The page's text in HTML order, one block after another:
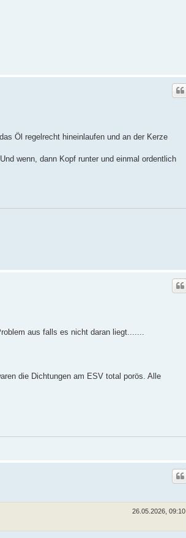
Öl regelrecht hineinlaufen und an der Kerze
wenn, dann Kopf runter und einmal ordentlich
aus falls es nicht daran liegt.......
die Dichtungen am ESV total porös. Alle
26.05.2026, 09:10